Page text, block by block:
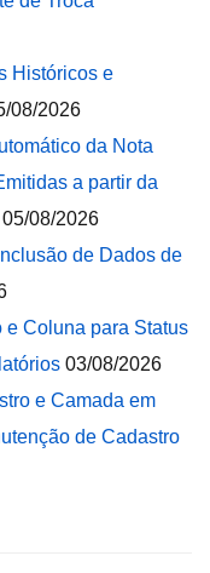
Históricos e
08/2026
da Nota
a partir da
05/08/2026
de Dados de
e Coluna para Status
03/08/2026
e Camada em
de Cadastro